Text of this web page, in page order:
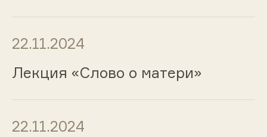
22.11.2024
Лекция «Слово о матери»
22.11.2024